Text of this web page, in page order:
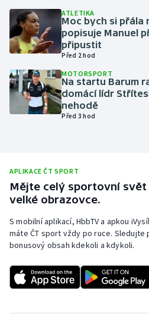
Motorsport
Olympijské hry
Plavání
Plážový volejbal
Rychlostní kanoistika
Short track
Sportovní střelba
Stolní tenis
ATLETIKA
Moc bych si přála
popisuje Manuel
připustit
Před 2 hod
MOTORSPORT
Na startu Barum
domácí lídr
nehodě
Před 3 hod
APLIKACE ČT SPORT
Mějte celý sportovní svět
velké obrazovce.
S mobilní aplikací, HbbTV a apkou
máte ČT sport vždy po ruce. Sledujte
bonusový obsah kdekoli a kdykoli.